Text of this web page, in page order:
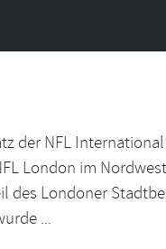
der NFL
London im
des Londoner
...